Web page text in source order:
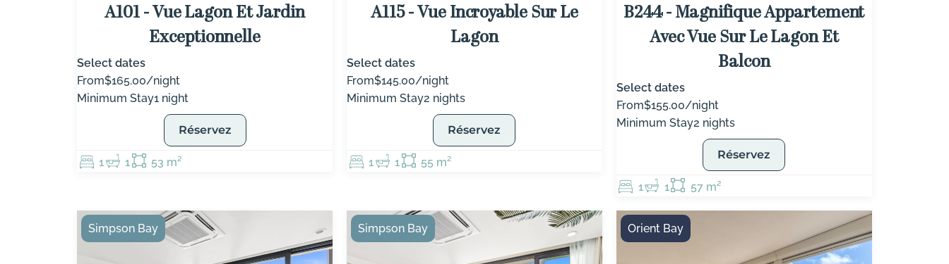
A101 - Vue Lagon Et Jardin
Exceptionnelle
Select dates
From$165.00/night
Minimum Stay1 night
Réservez
1 1 53 m²
A115 - Vue Incroyable Sur Le
Lagon
Select dates
From$145.00/night
Minimum Stay2 nights
Réservez
1 1 55 m²
B244 - Magnifique Appartement
Avec Vue Sur Le Lagon Et
Balcon
Select dates
From$155.00/night
Minimum Stay2 nights
Réservez
1 1 57 m²
Simpson Bay Simpson Bay Orient Bay